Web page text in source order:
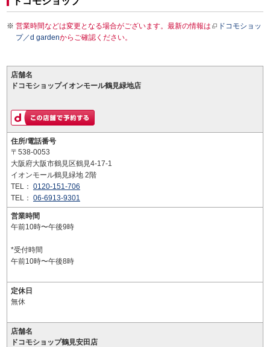
営業時間などは変更となる場合がございます。最新の情報は
ドコモショッ
プ／d gardenからご確認ください。
店舗名
ドコモショップイオンモール鶴見緑地店
住所/電話番号
〒538-0053
大阪府大阪市鶴見区鶴見4-17-1
イオンモール鶴見緑地 2階
TEL： 0120-151-706
TEL： 06-6913-9301
営業時間
午前10時〜午後9時
*受付時間
午前10時〜午後8時
定休日
無休
店舗名
ドコモショップ鶴見安田店